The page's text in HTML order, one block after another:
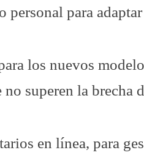
personal para
los nuevos
no superen la
en línea, para